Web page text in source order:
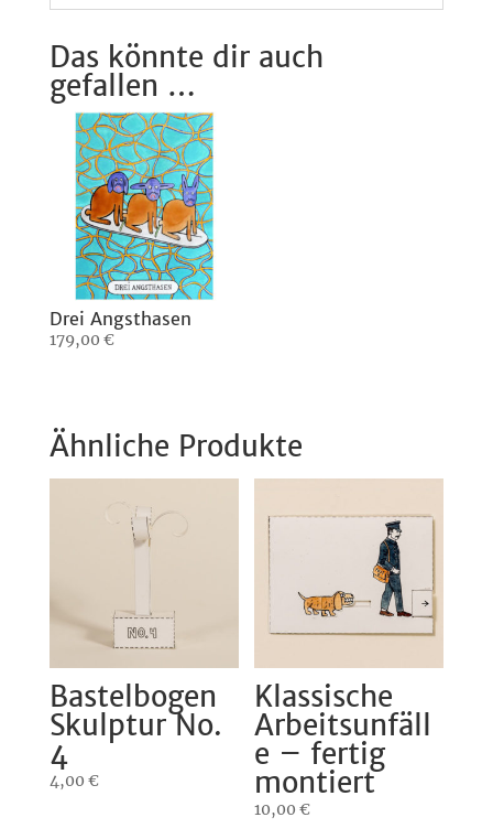
Das könnte dir auch
gefallen …
Drei Angsthasen
179,00 €
Ähnliche Produkte
Bastelbogen
Skulptur No.
4
4,00 €
Klassische
Arbeitsunfäll
e – fertig
montiert
10,00€